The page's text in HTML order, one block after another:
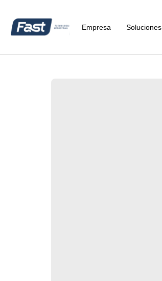
Empresa Soluciones